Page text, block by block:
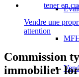
Vendre une
attention
Commission
immobilier